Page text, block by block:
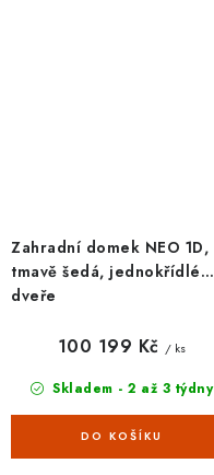
Zahradní domek NEO 1D,
tmavě šedá, jednokřídlé
dveře
Skladem - 2 až 3 týdny
100 199 Kč / ks